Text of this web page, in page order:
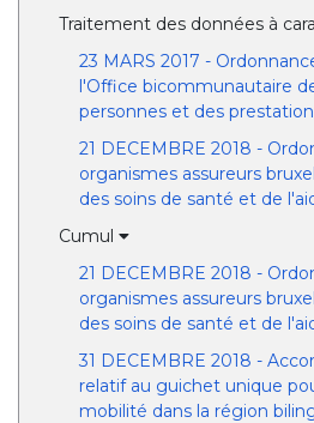
Traitement des données à
23 MARS 2017 -
l'Office bicommunautaire
personnes et des
21 DECEMBRE 2018 -
organismes assureurs
des soins de santé et de
Cumul
21 DECEMBRE 2018 -
organismes assureurs
des soins de santé et de
31 DECEMBRE 2018 -
relatif au guichet unique
mobilité dans la région